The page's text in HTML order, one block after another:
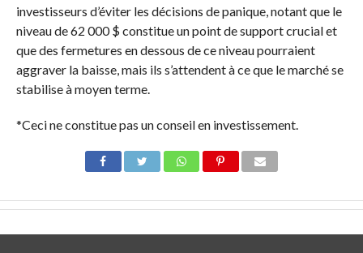
investisseurs d’éviter les décisions de panique, notant que le
niveau de 62 000 $ constitue un point de support crucial et
que des fermetures en dessous de ce niveau pourraient
aggraver la baisse, mais ils s’attendent à ce que le marché se
stabilise à moyen terme.
*Ceci ne constitue pas un conseil en investissement.